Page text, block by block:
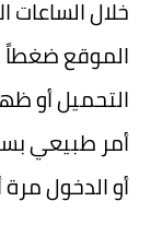
خلال الساعات
الموقع ضغطاً
التحميل أو
أمر طبيعي
أو الدخول